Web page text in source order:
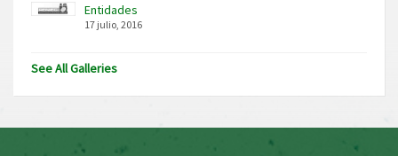
Entidades
17 julio, 2016
See All Galleries